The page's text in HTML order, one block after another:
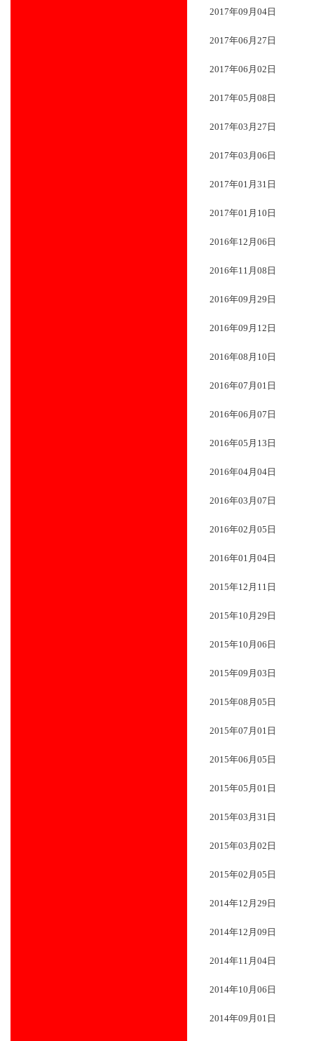
2017年09月04日
2017年06月27日
2017年06月02日
2017年05月08日
2017年03月27日
2017年03月06日
2017年01月31日
2017年01月10日
2016年12月06日
2016年11月08日
2016年09月29日
2016年09月12日
2016年08月10日
2016年07月01日
2016年06月07日
2016年05月13日
2016年04月04日
2016年03月07日
2016年02月05日
2016年01月04日
2015年12月11日
2015年10月29日
2015年10月06日
2015年09月03日
2015年08月05日
2015年07月01日
2015年06月05日
2015年05月01日
2015年03月31日
2015年03月02日
2015年02月05日
2014年12月29日
2014年12月09日
2014年11月04日
2014年10月06日
2014年09月01日